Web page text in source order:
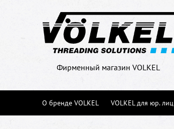
Фирменный магазин VOLKEL
О бренде VOLKEL VOLKEL для юр. лиц